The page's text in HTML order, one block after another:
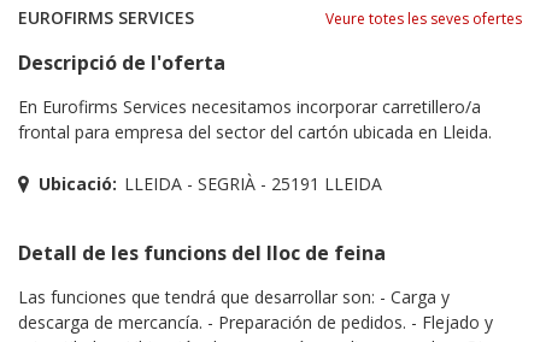
EUROFIRMS SERVICES Veure totes les seves ofertes
Descripció de l'oferta
En Eurofirms Services necesitamos incorporar carretillero/a
frontal para empresa del sector del cartón ubicada en Lleida.
Ubicació: LLEIDA - SEGRIÀ - 25191 LLEIDA
Detall de les funcions del lloc de feina
Las funciones que tendrá que desarrollar son: - Carga y
descarga de mercancía. - Preparación de pedidos. - Flejado y